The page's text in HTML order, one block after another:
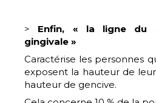
> Enfin, « la ligne du
gingivale »
Caractérise les personnes
exposent la hauteur de
hauteur de gencive.